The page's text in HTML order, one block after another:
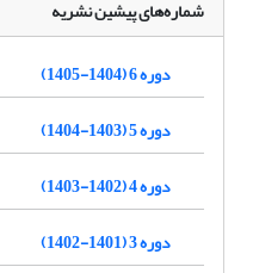
شماره‌های پیشین نشریه
دوره 6 (1404-1405)
دوره 5 (1403-1404)
دوره 4 (1402-1403)
دوره 3 (1401-1402)